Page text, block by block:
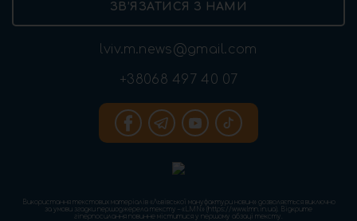
ЗВ’ЯЗАТИСЯ З НАМИ
lviv.m.news@gmail.com
+38068 497 40 07
Використання текстових матеріалів «Львівської мануфактури новин» дозволяється виключно
за умови згадки першоджерела тексту – «LMN» (https://www.lmn.in.ua). Відкрите
гіперпосилання повинне міститися у першому абзаці тексту.